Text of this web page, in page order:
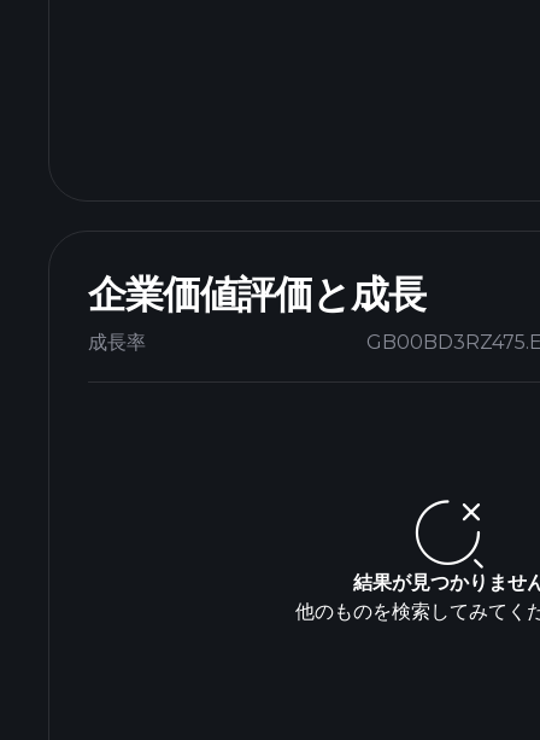
企業価値評価と成長
成長率
結果が見つかりませ
他のものを検索してみてく